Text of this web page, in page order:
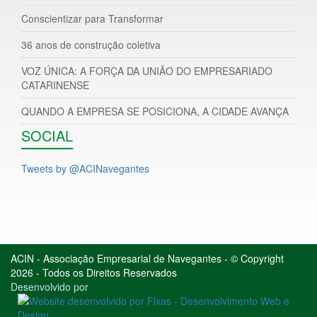
Conscientizar para Transformar
36 anos de construção coletiva
VOZ ÚNICA: A FORÇA DA UNIÃO DO EMPRESARIADO
CATARINENSE
QUANDO A EMPRESA SE POSICIONA, A CIDADE AVANÇA
SOCIAL
Tweets by @ACINavegantes
ACIN - Associação Empresarial de Navegantes - © Copyright
2026 - Todos os Direitos Reservados
Desenvolvido por